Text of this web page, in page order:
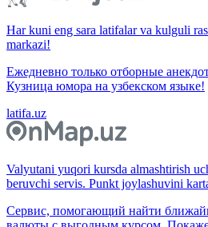
Har kuni eng sara latifalar va kulguli
markazi!
Ежедневно только отборные
Кузница юмора на узбекском языке!
latifa.uz
Valyutani yuqori kursda almashtirish
beruvchi servis. Punkt joylashuvini
Сервис, помогающий найти